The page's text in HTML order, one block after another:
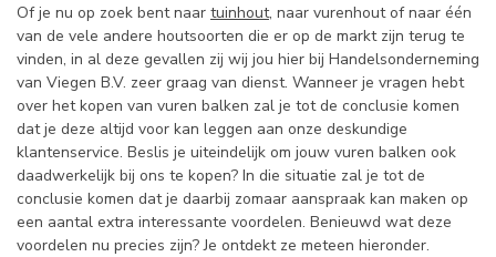
Of je nu op zoek bent naar tuinhout, naar vurenhout of naar één
van de vele andere houtsoorten die er op de markt zijn terug te
vinden, in al deze gevallen zij wij jou hier bij Handelsonderneming
van Viegen B.V. zeer graag van dienst. Wanneer je vragen hebt
over het kopen van vuren balken zal je tot de conclusie komen
dat je deze altijd voor kan leggen aan onze deskundige
klantenservice. Beslis je uiteindelijk om jouw vuren balken ook
daadwerkelijk bij ons te kopen? In die situatie zal je tot de
conclusie komen dat je daarbij zomaar aanspraak kan maken op
een aantal extra interessante voordelen. Benieuwd wat deze
voordelen nu precies zijn? Je ontdekt ze meteen hieronder.